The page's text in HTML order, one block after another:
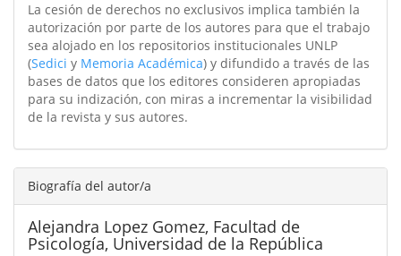
La cesión de derechos no exclusivos implica también la
autorización por parte de los autores para que el trabajo
sea alojado en los repositorios institucionales UNLP
(Sedici y Memoria Académica) y difundido a través de las
bases de datos que los editores consideren apropiadas
para su indización, con miras a incrementar la visibilidad
de la revista y sus autores.
Biografía del autor/a
Alejandra Lopez Gomez, Facultad de
Psicología, Universidad de la República